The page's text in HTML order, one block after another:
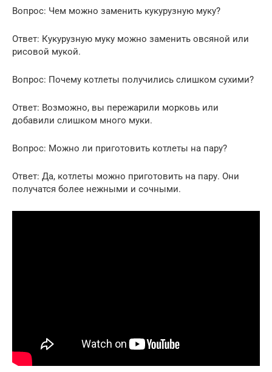
Вопрос: Чем можно заменить кукурузную муку?
Ответ: Кукурузную муку можно заменить овсяной или
рисовой мукой.
Вопрос: Почему котлеты получились слишком сухими?
Ответ: Возможно, вы пережарили морковь или
добавили слишком много муки.
Вопрос: Можно ли приготовить котлеты на пару?
Ответ: Да, котлеты можно приготовить на пару. Они
получатся более нежными и сочными.